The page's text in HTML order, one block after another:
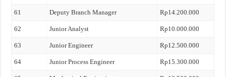
61 Deputy Branch Manager Rp14.200.000
62 Junior Analyst Rp10.000.000
63 Junior Engineer Rp12.500.000
64 Junior Process Engineer Rp15.300.000